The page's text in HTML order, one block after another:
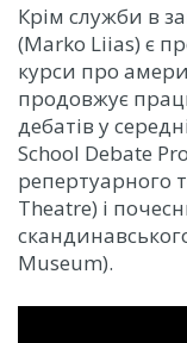
Крім служби в
(Marko Liias) є
курси про
продовжує
дебатів у
School Debate
репертуарного
Theatre) і
Museum).